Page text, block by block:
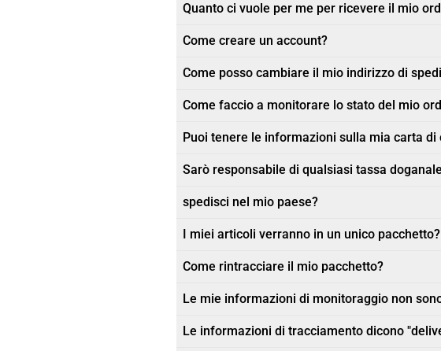
Quanto ci vuole per me per ricevere il mio
Come creare un account?
Come posso cambiare il mio indirizzo di
Come faccio a monitorare lo stato del mio
Puoi tenere le informazioni sulla mia carta di
Sarò responsabile di qualsiasi tassa
spedisci nel mio paese?
I miei articoli verranno in un unico pacchetto?
Come rintracciare il mio pacchetto?
Le mie informazioni di monitoraggio non
Le informazioni di tracciamento dicono